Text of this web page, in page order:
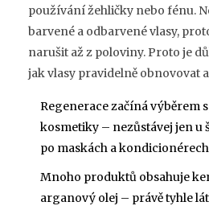
používání žehličky nebo fénu.
barvené a odbarvené vlasy,
narušit až z poloviny. Proto je
jak vlasy pravidelně obnovovat
Regenerace začíná výběrem
kosmetiky – nezůstávej jen u
po maskách a
Mnoho produktů obsahuje
arganový olej – právě tyhle